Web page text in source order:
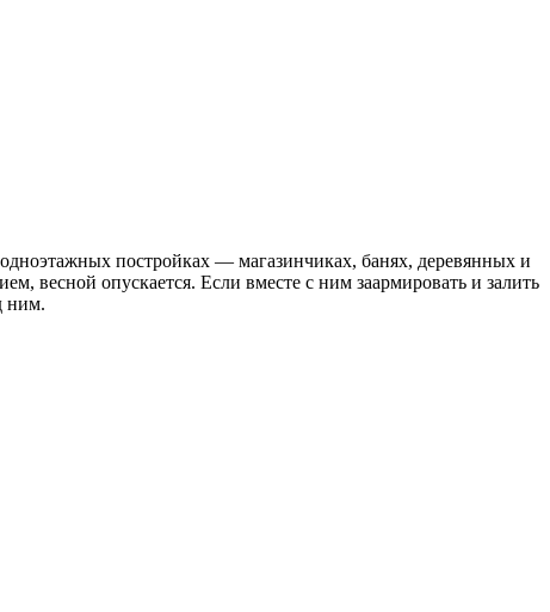
постройках — магазинчиках, банях, деревянных и
весной опускается. Если вместе с ним заармировать и залить
ним.